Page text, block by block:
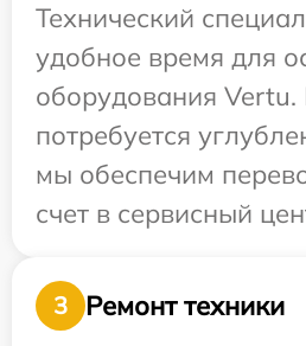
Технический
удобное время для
оборудования Vertu.
потребуется
мы обеспечим
счет в сервисный
3
Ремонт техники